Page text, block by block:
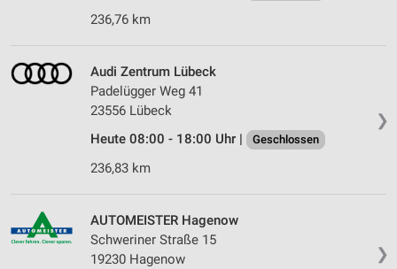
236,76 km
❯
Audi Zentrum Lübeck
Padelügger Weg 41
23556 Lübeck
Heute 08:00 - 18:00 Uhr |
Geschlossen
236,83 km
❯
AUTOMEISTER Hagenow
Schweriner Straße 15
19230 Hagenow